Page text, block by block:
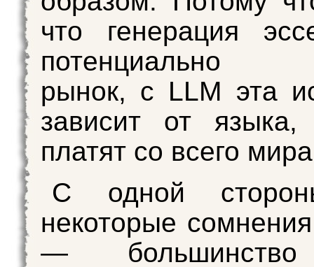
что генерация
потенциально
рынок, с LLM эта
зависит от языка,
платят со всего
С одной
некоторые
—